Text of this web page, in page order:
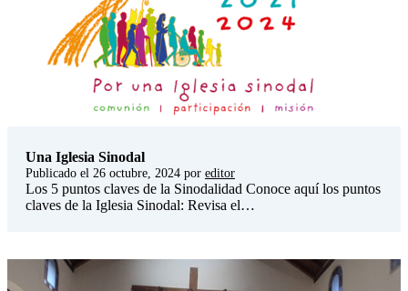
Una Iglesia Sinodal
Publicado el 26 octubre, 2024 por editor
Los 5 puntos claves de la Sinodalidad Conoce aquí los puntos
claves de la Iglesia Sinodal: Revisa el…